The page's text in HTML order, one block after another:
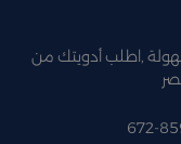
,اطلب أدويتك من